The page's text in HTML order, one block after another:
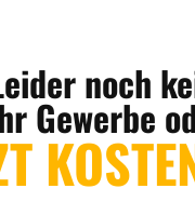
noch
Gewerbe